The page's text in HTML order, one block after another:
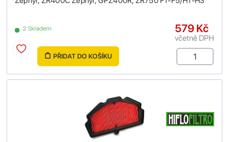
2 Skladem 579 Kč
včetně DPH
PŘIDAT DO KOŠÍKU